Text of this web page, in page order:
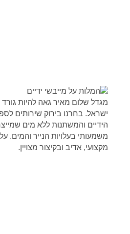
מגדל שלום מאיר גאה להיות
ישראל. בחרנו בירוק שירותים
הידיים והמשתנות ללא מים
משמעותי בעלויות הנייר והמים.
מקצועי, אדיב ובקיצור מצויין.